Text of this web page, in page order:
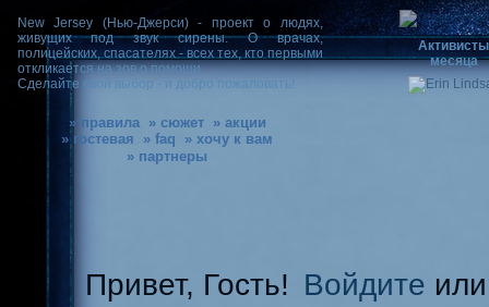
New Jersey (Нью-Джерси) - проект о людях,
живущих под звук сирены. О врачах,
полицейских, спасателях - всех тех, кто первыми
откликается на зов о помощи.
Сделайте свой выбор - и добро пожаловать!
» правила » сюжет
» акции
» гостевая
» faq
» хочу к вам
» партнеры
Активисты
месяца
Привет, Гость! Войдите